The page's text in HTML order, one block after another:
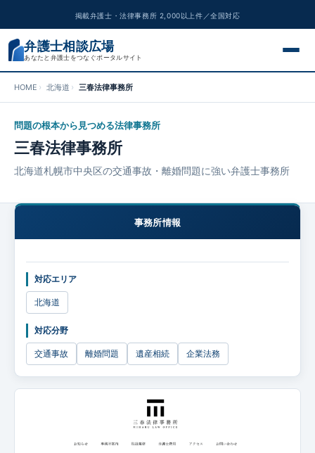
掲載弁護士・法律事務所 2,000以上件／全国対応
弁護士相談広場
あなたと弁護士をつなぐポータルサイト
交通事故
離婚問題
遺産相続
債務整理
労働問題
HOME 北海道 三春法律事務所
問題の根本から見つめる法律事務所
三春法律事務所
北海道札幌市中央区の交通事故・離婚問題に強い弁護士事務所
事務所情報
対応エリア
北海道
対応分野
交通事故 離婚問題 遺産相続 企業法務